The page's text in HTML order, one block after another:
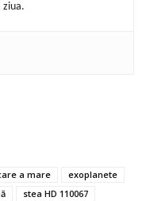
ziua.
a mare
exoplanete
stea HD 110067